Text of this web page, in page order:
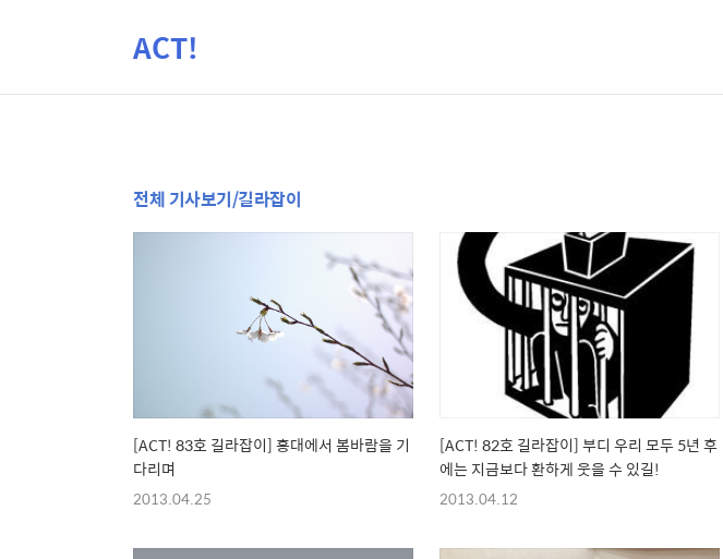
ACT!
전체 기사보기/길라잡이
[ACT! 83호 길라잡이] 홍대에서 봄바람을 기
다리며
2013.04.25
[ACT! 82호 길라잡이] 부디 우리 모두 5년 후
에는 지금보다 환하게 웃을 수 있길!
2013.04.12